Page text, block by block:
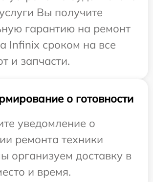
Вы получите
гарантию на ремонт
Infinix сроком на все
и запчасти.
о готовности
уведомление о
ремонта техники
организуем доставку в
и время.